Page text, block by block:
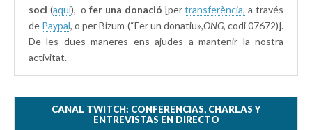
soci (aquí), ofer una donació [pertransferència, a través
de Paypal, o per Bizum (“Fer un donatiu»,ONG, codi 07672)].
De les dues maneres ens ajudes a mantenir la nostra
activitat.
CANAL TWITCH: CONFERENCIAS, CHARLAS Y
ENTREVISTAS EN DIRECTO